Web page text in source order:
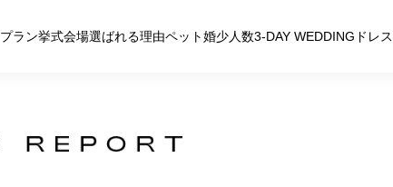
プラン挙式会場選ばれる理由ペット婚少人数3-DAY WEDDING ドレス